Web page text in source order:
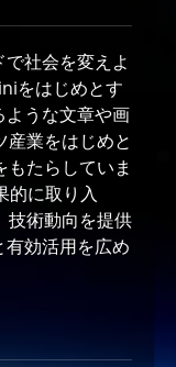
社会を変えよ
をはじめとす
ような文章や画
業をはじめと
たらしていま
的に取り入
技術動向を提供
効活用を広め